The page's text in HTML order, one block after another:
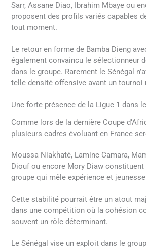
Sarr, Assane Diao, Ibrahim Mbaye ou
proposent des profils variés capables
tout moment.
Le retour en forme de Bamba Dieng
également convaincu le sélectionneur
dans le groupe. Rarement le Sénégal
telle densité offensive avant un tournoi
Une forte présence de la Ligue 1 dans
Comme lors de la dernière Coupe
plusieurs cadres évoluant en France
Moussa Niakhaté, Lamine Camara,
Diouf ou encore Mory Diaw constituent
groupe qui mêle expérience et
Cette stabilité pourrait être un atout
dans une compétition où la cohésion
souvent un rôle déterminant.
Le Sénégal vise un exploit dans le